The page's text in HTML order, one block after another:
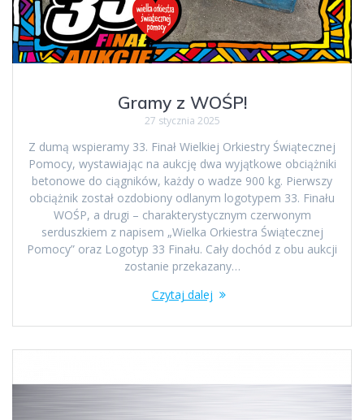
Gramy z WOŚP!
27 stycznia 2025
Z dumą wspieramy 33. Finał Wielkiej Orkiestry Świątecznej
Pomocy, wystawiając na aukcję dwa wyjątkowe obciążniki
betonowe do ciągników, każdy o wadze 900 kg. Pierwszy
obciążnik został ozdobiony odlanym logotypem 33. Finału
WOŚP, a drugi – charakterystycznym czerwonym
serduszkiem z napisem „Wielka Orkiestra Świątecznej
Pomocy” oraz Logotyp 33 Finału. Cały dochód z obu aukcji
zostanie przekazany…
Czytaj dalej